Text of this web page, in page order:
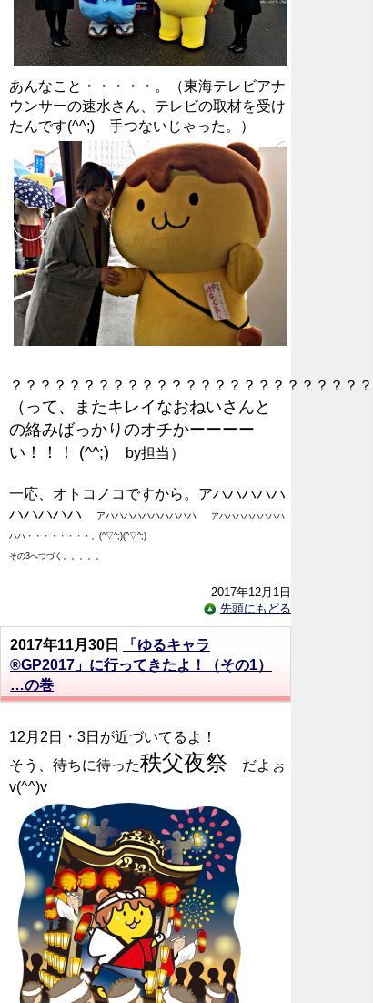
あんなこと・・・・・。（東海テレビアナ
ウンサーの速水さん、テレビの取材を受け
たんです(^^;) 手つないじゃった。）
？？？？？？？？？？？？？？？？？？？？？？？？？
（って、またキレイなおねいさんと
の絡みばっかりのオチかーーーー
い！！！ (^^;)
by担当）
一応、オトコノコですから。アハハハハハ
ハハハハハ
アハハハハハハハハハハ アハハハハハハハハ
ハハ・・・・・・・・。(^▽^;)(^▽^;)
その3へつづく。。。。。
2017年12月1日
先頭にもどる
2017年11月30日
「ゆるキャラ
®GP2017」に行ってきたよ！（その1）
…の巻
12月2日・3日が近づいてるよ！
そう、待ちに待った秩父夜祭 だよぉ
v(^^)v